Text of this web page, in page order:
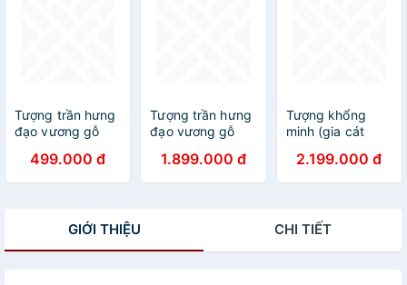
Tượng trần hưng
đạo vương gỗ
nức kt cao 20
499.000 đ
Tượng trần hưng
đạo vương gỗ
50×16×15cm
1.899.000 đ
Tượng khổng
minh (gia cát
hương đá kt cao
60×16×15cm
2.199.000 đ
GIỚI THIỆU CHI TIẾT